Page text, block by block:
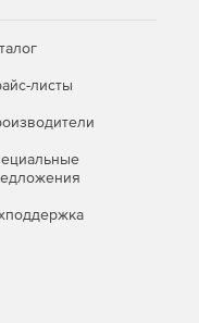
листы